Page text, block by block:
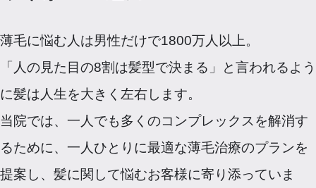
薄毛に悩む人は男性だけで1800万人以上。
「人の見た目の8割は髪型で決まる」と言われるよう
に髪は人生を大きく左右します。
当院では、一人でも多くのコンプレックスを解消す
るために、一人ひとりに最適な薄毛治療のプランを
提案し、髪に関して悩むお客様に寄り添っていま